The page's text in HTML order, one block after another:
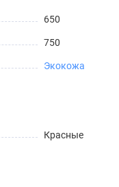
650
750
Экокожа
Красные